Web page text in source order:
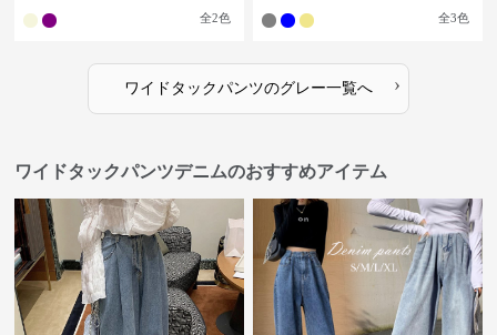
全2色 全3色
ワイドタックパンツのグレー一覧へ ›
ワイドタックパンツデニムのおすすめアイテム